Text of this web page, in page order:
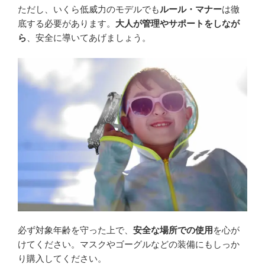
ただし、いくら低威力のモデルでもルール・マナーは徹
底する必要があります。 大人が管理やサポートをしなが
ら 、安全に導いてあげましょう。
必ず対象年齢を守った上で、 安全な場所での使用 を心が
けてください。マスクやゴーグルなどの装備にもしっか
り購入してください。